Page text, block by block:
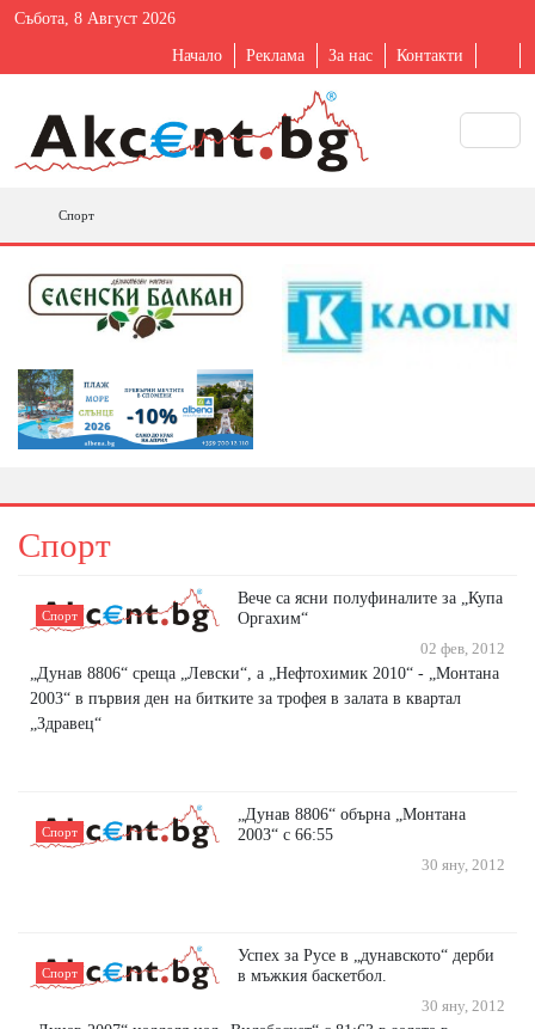
Събота, 8 Август 2026
Начало Реклама За нас Контакти
Спорт
Спорт
Спорт
Вече са ясни полуфиналите за „Купа
Оргахим“
02 фев, 2012
„Дунав 8806“ среща „Левски“, а „Нефтохимик 2010“ - „Монтана
2003“ в първия ден на битките за трофея в залата в квартал
„Здравец“
Спорт
„Дунав 8806“ обърна „Монтана
2003“ с 66:55
30 яну, 2012
Спорт
Успех за Русе в „дунавското“ дерби
в мъжкия баскетбол.
30 яну, 2012